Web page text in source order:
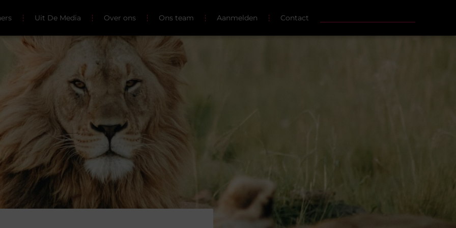
Uit De Media Over ons Ons team Aanmelden Contact